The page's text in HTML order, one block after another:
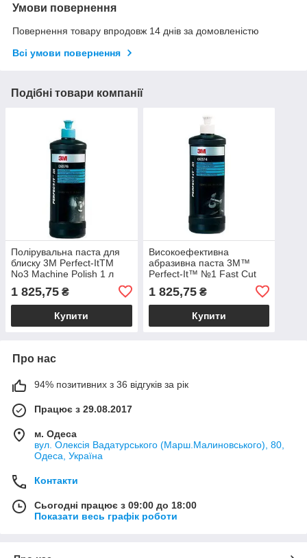
Умови повернення
Повернення товару впродовж 14 днів за домовленістю
Всі умови повернення
Подібні товари компанії
Полірувальна паста для
блиску 3М Perfect-ItTM
No3 Machine Polish 1 л
1 825,75 ₴
Купити
Високоефективна
абразивна паста 3M™
Perfect-It™ №1 Fast Cut
1 825,75₴
Купити
Про нас
94% позитивних з 36 відгуків за рік
Працює з 29.08.2017
м. Одеса
вул. Олексія Вадатурського (Марш.Малиновського), 80,
Одеса, Україна
Контакти
Сьогодні працює з 09:00 до 18:00
Показати весь графік роботи